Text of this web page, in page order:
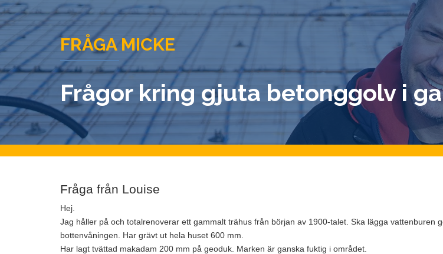
FRÅGA MICKE
Frågor kring gjuta betonggolv i
Fråga från Louise
Hej.
Jag håller på och totalrenoverar ett gammalt trähus från början av 1900-talet. Ska lägga vattenburen
bottenvåningen. Har grävt ut hela huset 600 mm.
Har lagt tvättad makadam 200 mm på geoduk. Marken är ganska fuktig i området.